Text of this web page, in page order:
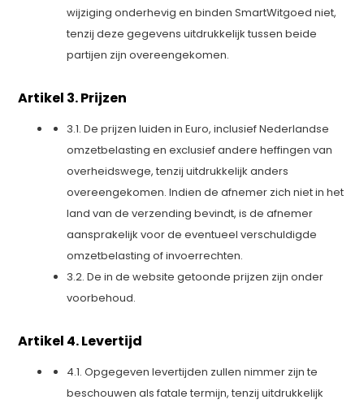
wijziging onderhevig en binden SmartWitgoed niet,
tenzij deze gegevens uitdrukkelijk tussen beide
partijen zijn overeengekomen.
Artikel 3. Prijzen
3.1. De prijzen luiden in Euro, inclusief Nederlandse
omzetbelasting en exclusief andere heffingen van
overheidswege, tenzij uitdrukkelijk anders
overeengekomen. Indien de afnemer zich niet in het
land van de verzending bevindt, is de afnemer
aansprakelijk voor de eventueel verschuldigde
omzetbelasting of invoerrechten.
3.2. De in de website getoonde prijzen zijn onder
voorbehoud.
Artikel 4. Levertijd
4.1. Opgegeven levertijden zullen nimmer zijn te
beschouwen als fatale termijn, tenzij uitdrukkelijk